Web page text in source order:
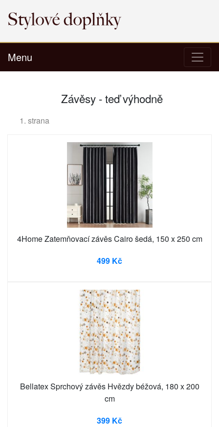
Menu
Závěsy - teď výhodně
1. strana
4Home Zatemňovací závěs Cairo šedá, 150 x 250 cm
499 Kč
Bellatex Sprchový závěs Hvězdy béžová, 180 x 200
cm
399 Kč